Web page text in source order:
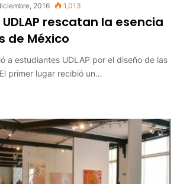
2016 1,013
rescatan la esencia
de México
a estudiantes UDLAP por el diseño de las
primer lugar recibió un…